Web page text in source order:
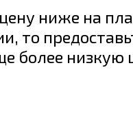
ниже на
то
более низкую